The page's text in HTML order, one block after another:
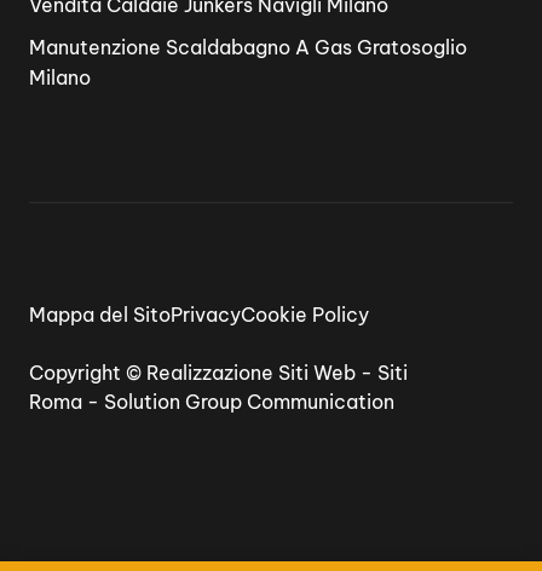
Manutenzione Scaldabagno A Gas Gratosoglio
Milano
Copyright © Realizzazione Siti Web - Siti
Roma - Solution Group Communication
Mappa del SitoPrivacyCookie Policy